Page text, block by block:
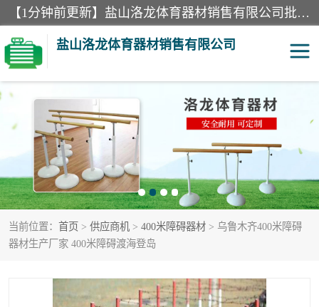
【1分钟前更新】盐山洛龙体育器材销售有限公司批量供应：300米障碍器材、400米障碍器材、部队训练器材、双杠、体操垫、舞蹈把杆等产品。盐山洛龙体育器材销售有限公司经过多年的发展，集研发，生产，销售，售后服务为一体. 奉行“质量，信誉，服务”的宗旨，以开拓创新的精神和真诚守信的态度积极进取。
盐山洛龙体育器材销售有限公司
当前位置： 首页 > 供应商机 > 400米障碍器材 > 乌鲁木齐400米障碍
器材生产厂家 400米障碍渡海登岛
单双杠 舞蹈把杆
400米障碍器材 体操垫
300米障碍器材 攀爬架
塑胶跑道 400米障碍器材1